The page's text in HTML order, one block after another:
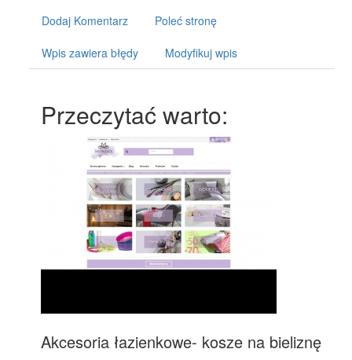
Dodaj Komentarz Poleć stronę
Wpis zawiera błędy Modyfikuj wpis
Przeczytać warto:
Akcesoria łazienkowe- kosze na bieliznę